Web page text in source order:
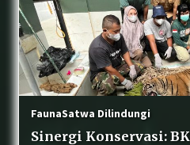
BKSDA Sumbar
yang Resahkan
Wujud
untuk Alam
FaunaSatwa Dilindungi
Sinergi Konservasi: